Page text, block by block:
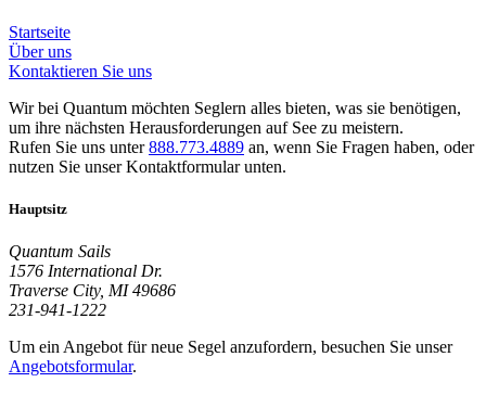
Startseite
Über uns
Kontaktieren Sie uns
Wir bei Quantum möchten Seglern alles bieten, was sie benötigen,
um ihre nächsten Herausforderungen auf See zu meistern.
Rufen Sie uns unter888.773.4889 an, wenn Sie Fragen haben, oder
nutzen Sie unser Kontaktformular unten.
Hauptsitz
Quantum Sails
1576 International Dr.
Traverse City, MI 49686
231-941-1222
Um ein Angebot für neue Segel anzufordern, besuchen Sie unser
Angebotsformular.